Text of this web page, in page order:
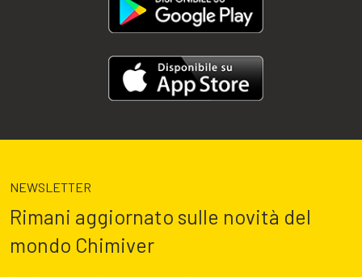
NEWSLETTER
Rimani aggiornato sulle novità del
mondo Chimiver